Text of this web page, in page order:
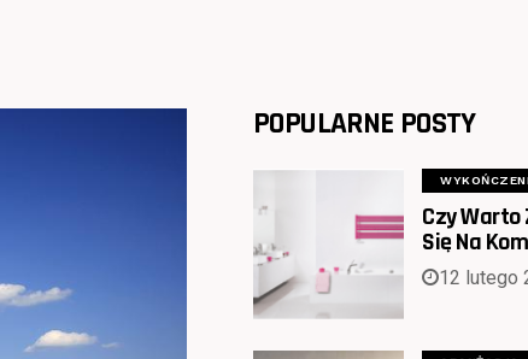
POPULARNE POSTY
Czy Warto
Się Na
12 lutego